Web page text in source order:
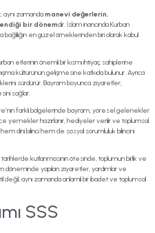
aynı zamandamanevi değerlerin,
bir dönemdir. İslam inancında Kurban
bağlılığın en güzel örneklerinden biri olarak kabul
etlerinin önemli bir kısmı ihtiyaç sahiplerine
kültürünün gelişmesine katkıda bulunur. Ayrıca
sürdürür. Bayram boyunca ziyaretler,
sağlar.
farklı bölgelerinde bayram, yöresel gelenekler
yemekler hazırlanır, hediyeler verilir ve toplumsal
dini bilinci hem de sosyal sorumluluk bilincini
kutlanmasının ötesinde, toplumun birlik ve
döneminde yapılan ziyaretler, yardımlar ve
değil, aynı zamanda anlamlı bir ibadet ve toplumsal
SSS